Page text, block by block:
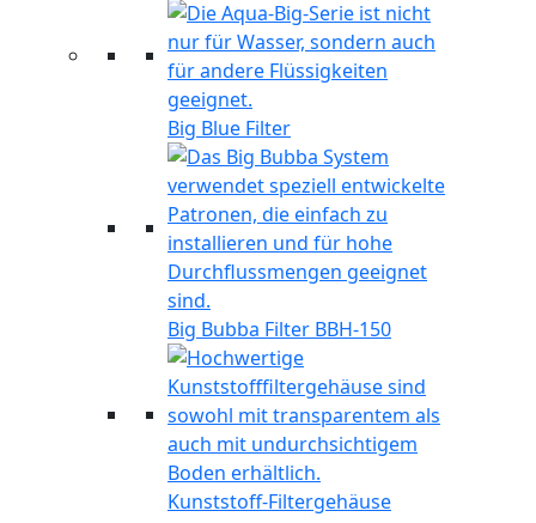
Big Blue Filter
Big Bubba Filter BBH-150
Kunststoff-Filtergehäuse